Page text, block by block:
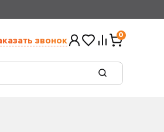
звонок 0